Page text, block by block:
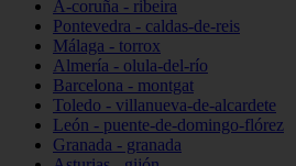
A-coruña - ribeira
Pontevedra - caldas-de-reis
Málaga - torrox
Almería - olula-del-río
Barcelona - montgat
Toledo - villanueva-de-alcardete
León - puente-de-domingo-flórez
Granada - granada